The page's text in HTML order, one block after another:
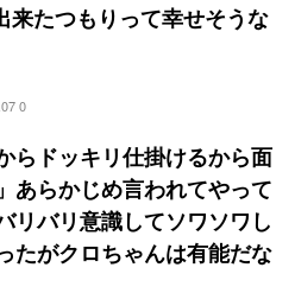
来たつもりって幸せそうな
0
らドッキリ仕掛けるから面
あらかじめ言われてやって
リバリ意識してソワソワし
たがクロちゃんは有能だな